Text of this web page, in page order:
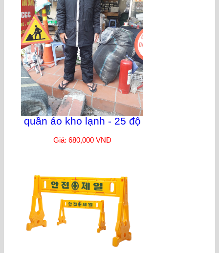
quần áo kho lạnh - 25 độ
Giá: 680,000 VNĐ